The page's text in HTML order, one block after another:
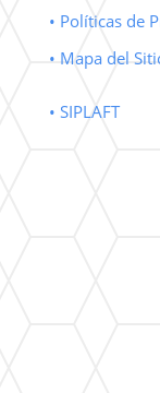
• Políticas de
• Mapa del
• SIPLAFT